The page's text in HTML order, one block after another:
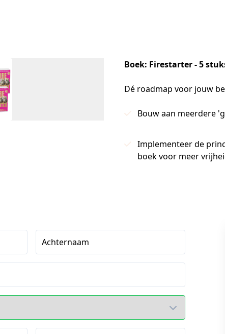
Boek: Firestarter - 5
Dé roadmap voor jouw
Bouw aan meerdere
Implementeer de
boek voor meer
Achternaam